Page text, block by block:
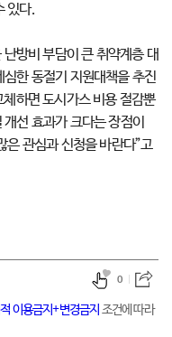
있다.
방비 부담이 큰 취약계층 대
한 동절기 지원대책을 추진
하면 도시가스 비용 절감뿐
선 효과가 크다는 장점이
은 관심과 신청을 바란다”고
이용금지+변경금지 조건에 따라
0